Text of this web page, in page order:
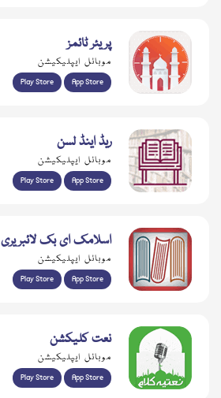
پریئر ٹائمز
موبائل ایپلیکیشن
Play Store App Store
ریڈ اینڈ لسن
موبائل ایپلیکیشن
Play Store App Store
اسلامک ای بک لائبریری
موبائل ایپلیکیشن
Play Store App Store
نعت کلیکشن
موبائل ایپلیکیشن
Play Store App Store